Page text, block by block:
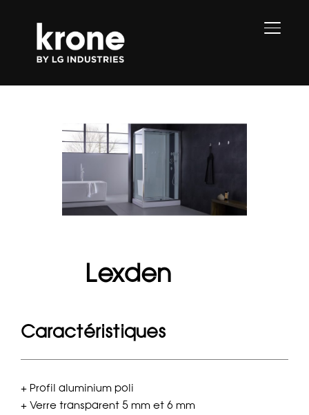
Lexden
Caractéristiques
+ Profil aluminium poli
+ Verre transparent 5 mm et 6 mm